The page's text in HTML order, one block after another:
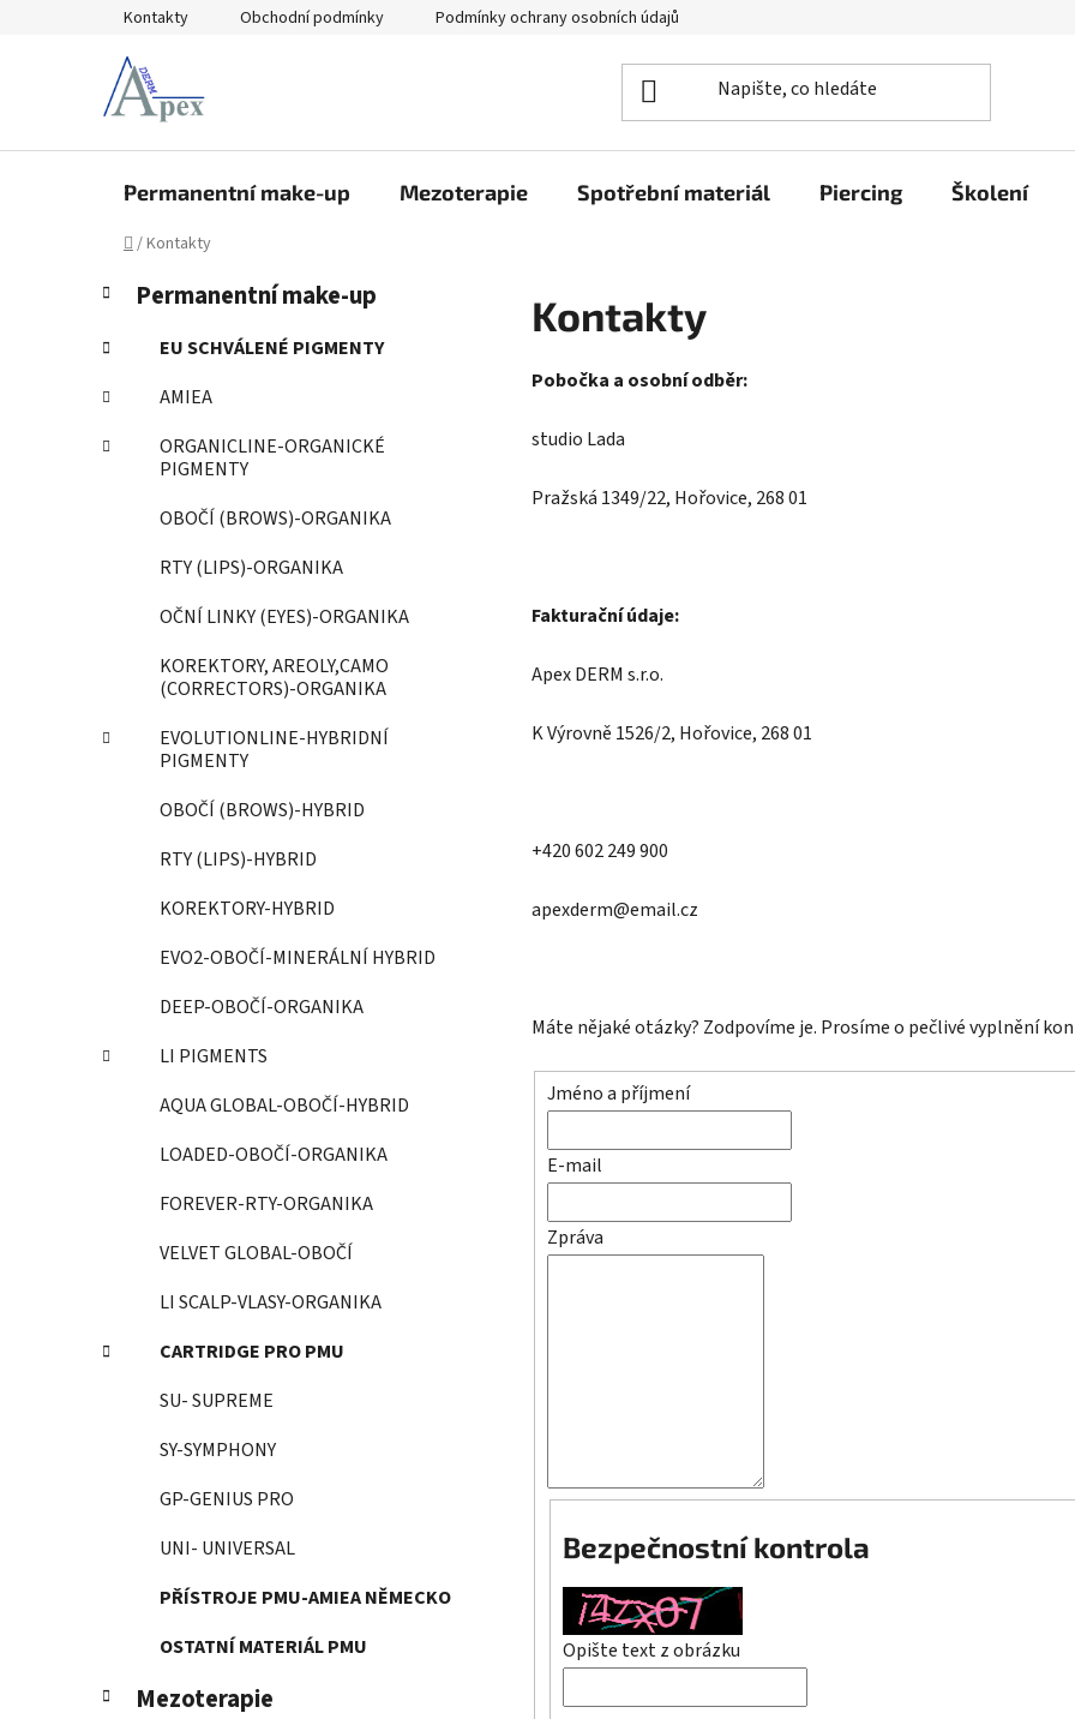
Kontakty Obchodní podmínky Podmínky ochrany osobních údajů
Permanentní make-up Mezoterapie Spotřební materiál Piercing Školení
Domů
/Kontakty
P
s
r
a
Přeskočit
kategorie
K
a
e
g
r
Permanentní make-up
EU SCHVÁLENÉ PIGMENTY
AMIEA
ORGANICLINE-ORGANICKÉ
PIGMENTY
OBOČÍ (BROWS)-ORGANIKA
RTY (LIPS)-ORGANIKA
OČNÍ LINKY (EYES)-ORGANIKA
KOREKTORY, AREOLY,CAMO
(CORRECTORS)-ORGANIKA
EVOLUTIONLINE-HYBRIDNÍ
PIGMENTY
OBOČÍ (BROWS)-HYBRID
RTY (LIPS)-HYBRID
KOREKTORY-HYBRID
EVO2-OBOČÍ-MINERÁLNÍ HYBRID
DEEP-OBOČÍ-ORGANIKA
LI PIGMENTS
AQUA GLOBAL-OBOČÍ-HYBRID
LOADED-OBOČÍ-ORGANIKA
FOREVER-RTY-ORGANIKA
VELVET GLOBAL-OBOČÍ
LI SCALP-VLASY-ORGANIKA
CARTRIDGE PRO PMU
SU- SUPREME
SY-SYMPHONY
GP-GENIUS PRO
UNI- UNIVERSAL
PŘÍSTROJE PMU-AMIEA NĚMECKO
OSTATNÍ MATERIÁL PMU
Mezoterapie
Kontakty
Pobočka a osobní odběr:
studio Lada
Pražská 1349/22, Hořovice, 268 01
Fakturační údaje:
Apex DERM s.r.o.
K Výrovně 1526/2, Hořovice, 268 01
+420 602 249 900
apexderm@email.cz
Máte nějaké otázky? Zodpovíme je. Prosíme o pečlivé vyplnění
Jméno a příjmení
E-mail
Zpráva
Bezpečnostní kontrola
Opište text z obrázku